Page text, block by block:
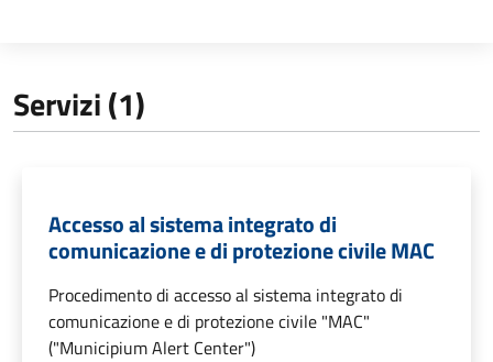
Servizi (1)
Accesso al sistema integrato di
comunicazione e di protezione civile MAC
Procedimento di accesso al sistema integrato di
comunicazione e di protezione civile "MAC"
("Municipium Alert Center")